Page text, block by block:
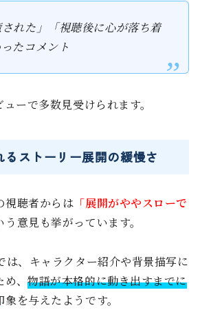
された」「視聴後に心が落ち着
たコメント
ーで多数見受けられます。
るストーリー展開の緩慢さ
視聴者からは 「展開がややスローで
う意見も挙がっています。
は、キャラクター紹介や背景描写に
め、物語が本格的に動き出すまでに
象を与えたようです。